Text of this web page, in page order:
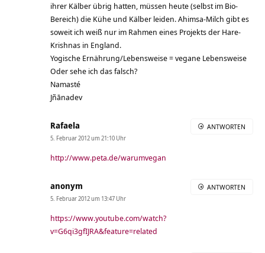
ihrer Kälber übrig hatten, müssen heute (selbst im Bio-
Bereich) die Kühe und Kälber leiden. Ahimsa-Milch gibt es
soweit ich weiß nur im Rahmen eines Projekts der Hare-
Krishnas in England.
Yogische Ernährung/Lebensweise = vegane Lebensweise
Oder sehe ich das falsch?
Namasté
Jñānadev
Rafaela
5. Februar 2012 um 21:10 Uhr
http://www.peta.de/warumvegan
ANTWORTEN
anonym
5. Februar 2012 um 13:47 Uhr
https://www.youtube.com/watch?
v=G6qi3gfIJRA&feature=related
ANTWORTEN